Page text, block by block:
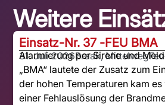
Weitere
Einsatz-Nr. 37 -FEU BMA
31. Juli 2026Braak, Mittelweg
Alarmierung per Sirene und
„BMA“ lautete der Zusatz zum
der hohen Temperaturen kam
einer Fehlauslösung der